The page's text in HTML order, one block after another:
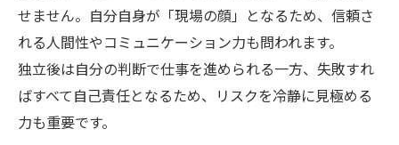
足場専門で安定案件を得る営業手法とは
リピート受注につながる足場の信頼構築術
足場案件を増やすためのネット活用法
案件獲得力を高める足場専門の提案術
長期的に選ばれる足場専門の工夫ポイント
せません。自分自身が「現場の顔」となるため、信頼さ
れる人間性やコミュニケーション力も問われます。
独立後は自分の判断で仕事を進められる一方、失敗すれ
ばすべて自己責任となるため、リスクを冷静に見極める
力も重要です。